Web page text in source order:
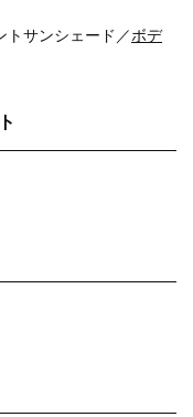
トサンシェード／ボデ